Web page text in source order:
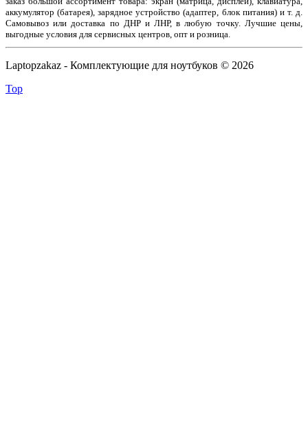
аккумулятор (батарея), зарядное устройство (адаптер, блок питания) и т. д.
Самовывоз или доставка по ДНР и ЛНР, в любую точку. Лучшие цены,
выгодные условия для сервисных центров, опт и розница.
Laptopzakaz - Комплектующие для ноутбуков © 2026
Top